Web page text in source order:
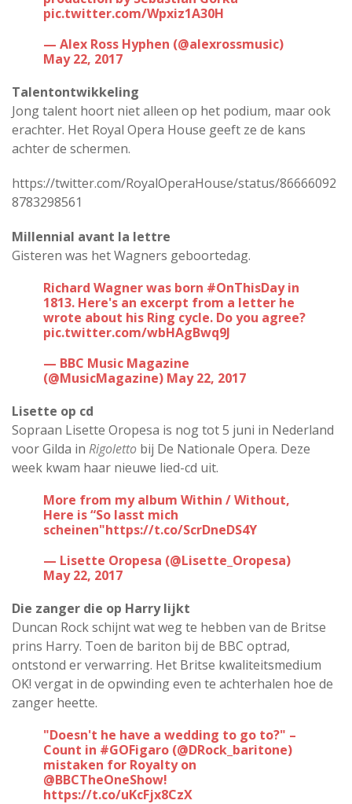
pic.twitter.com/Wpxiz1A30H
— Alex Ross Hyphen (@alexrossmusic)
May 22, 2017
Talentontwikkeling
Jong talent hoort niet alleen op het podium, maar ook
erachter. Het Royal Opera House geeft ze de kans
achter de schermen.
https://twitter.com/RoyalOperaHouse/status/86666092
8783298561
Millennial avant la lettre
Gisteren was het Wagners geboortedag.
Richard Wagner was born #OnThisDayin
1813. Here's an excerpt from a letter he
wrote about his Ring cycle. Do you agree?
pic.twitter.com/wbHAgBwq9J
— BBC Music Magazine
(@MusicMagazine) May 22, 2017
Lisette op cd
Sopraan Lisette Oropesa is nog tot 5 juni in Nederland
voor Gilda in Rigoletto bij De Nationale Opera. Deze
week kwam haar nieuwe lied-cd uit.
More from my album Within / Without,
Here is “So lasst mich
scheinen"https://t.co/ScrDneDS4Y
— Lisette Oropesa (@Lisette_Oropesa)
May 22, 2017
Die zanger die op Harry lijkt
Duncan Rock schijnt wat weg te hebben van de Britse
prins Harry. Toen de bariton bij de BBC optrad,
ontstond er verwarring. Het Britse kwaliteitsmedium
OK! vergat in de opwinding even te achterhalen hoe de
zanger heette.
"Doesn't he have a wedding to go to?" –
Count in #GOFigaro (@DRock_baritone)
mistaken for Royalty on
@BBCTheOneShow!
https://t.co/uKcFjx8CzX